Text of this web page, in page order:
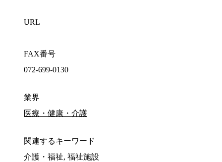
URL
FAX番号
072-699-0130
業界
医療・健康・介護
関連するキーワード
介護・福祉, 福祉施設